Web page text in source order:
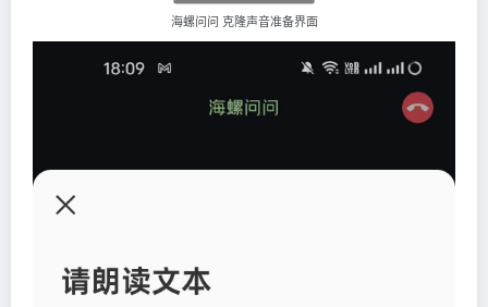
海螺问问 克隆声音准备界面